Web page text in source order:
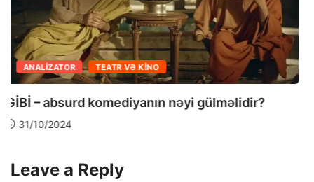
ANALIZATOR
32 il azad, hələ də asılı: Post-müstəmləkə...
25/09/2023
Leave a Reply